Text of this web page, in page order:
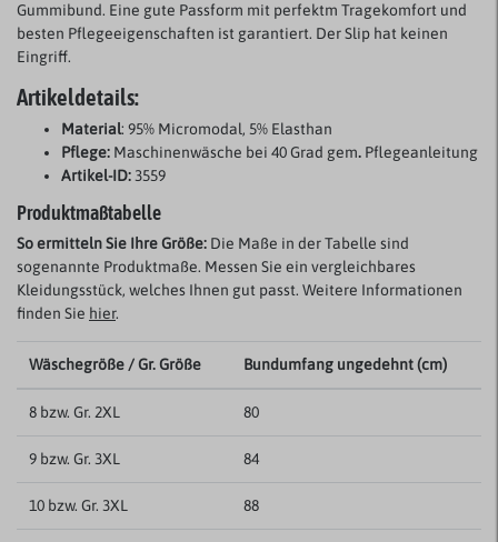
Gummibund. Eine gute Passform mit perfektm Tragekomfort und
besten Pflegeeigenschaften ist garantiert. Der Slip hat keinen
Eingriff.
Artikeldetails:
Material: 95% Micromodal, 5% Elasthan
Pflege: Maschinenwäsche bei 40 Grad gem. Pflegeanleitung
Artikel-ID:3559
Produktmaßtabelle
So ermitteln Sie Ihre Größe: Die Maße in der Tabelle sind
sogenannte Produktmaße. Messen Sie ein vergleichbares
Kleidungsstück, welches Ihnen gut passt. Weitere Informationen
finden Sie hier.
Wäschegröße / Gr. Größe Bundumfang ungedehnt (cm)
8 bzw. Gr. 2XL 80
9 bzw. Gr. 3XL 84
10 bzw. Gr. 3XL 88